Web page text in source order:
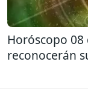
Horóscopo 08
reconocerán